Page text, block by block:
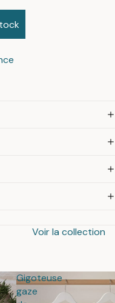
Voir la collection
Gigoteuse
gaze